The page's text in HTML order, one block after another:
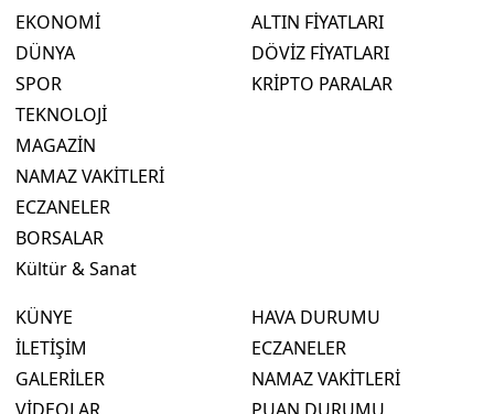
EKONOMİ
DÜNYA
SPOR
TEKNOLOJİ
MAGAZİN
NAMAZ VAKİTLERİ
ECZANELER
BORSALAR
Kültür & Sanat
ALTIN FİYATLARI
DÖVİZ FİYATLARI
KRİPTO PARALAR
KÜNYE
İLETİŞİM
GALERİLER
HAVA DURUMU
ECZANELER
NAMAZ VAKİTLERİ